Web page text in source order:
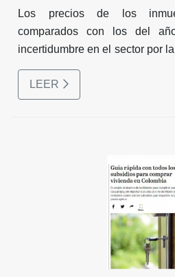
Los precios de los
comparados con los del
incertidumbre en el sector por
alta inflación y la evolución de
condiciones de financiación
para los compradores
LEER